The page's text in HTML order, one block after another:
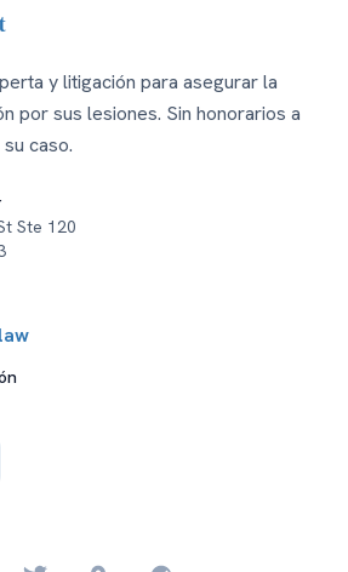
y litigación para asegurar la
por sus lesiones. Sin honorarios a
caso.
Ste 120